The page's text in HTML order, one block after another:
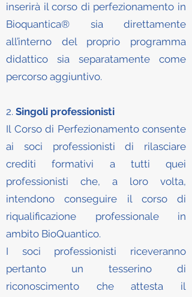
inserirà il corso di perfezionamento in
Bioquantica® sia direttamente
all’interno del proprio programma
didattico sia separatamente come
percorso aggiuntivo.
2. Singoli professionisti
Il Corso di Perfezionamento consente
ai soci professionisti di rilasciare
crediti formativi a tutti quei
professionisti che, a loro volta,
intendono conseguire il corso di
riqualificazione professionale in
ambito BioQuantico.
I soci professionisti riceveranno
pertanto un tesserino di
riconoscimento che attesta il